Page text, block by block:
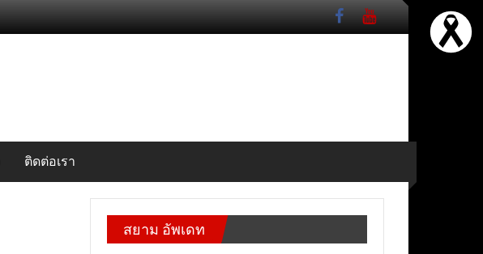
ติดต่อเรา
สยาม อัพเดท